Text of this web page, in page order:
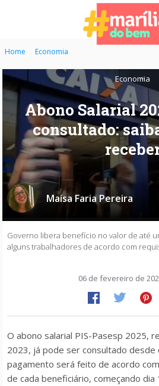
Home Economia
Economia
Abono Salarial
consultado:
Maísa Faria Pereira
Governo libera benefício no valor de até
alguns trabalhadores de acordo com
06 de fevereiro de
O abono salarial PIS-Pasesp 2025,
2023, já pode ser consultado desde
pagamento será feito de acordo
de cada beneficiário, começando